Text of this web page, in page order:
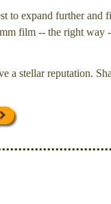
to expand further and
film -- the right way
a stellar reputation.